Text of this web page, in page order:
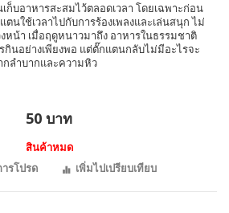
ก็บอาหารสะสมไว้ตลอดเวลา โดยเฉพาะก่อน
นใช้เวลาไปกับการร้องเพลงและเล่นสนุก ไม่
หน้า เมื่อฤดูหนาวมาถึง อาหารในธรรมชาติ
นอย่างเพียงพอ แต่ตั๊กแตนกลับไม่มีอะไรจะ
ลำบากและความหิว
50 บาท
สินค้าหมด
รโปรด
เพิ่มไปเปรียบเทียบ